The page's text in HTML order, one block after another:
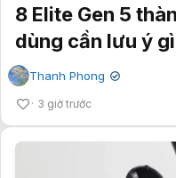
8 Elite Gen 5
dùng cần lưu ý
Thanh Phong ✔
3 giờ trước